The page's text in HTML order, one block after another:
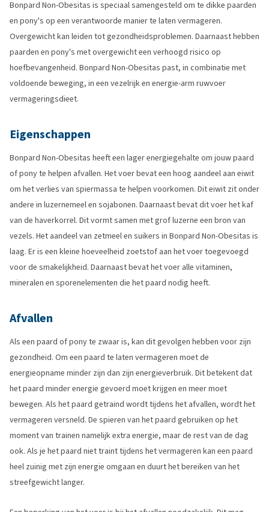
Bonpard Non-Obesitas is speciaal samengesteld om te dikke paarden
en pony's op een verantwoorde manier te laten vermageren.
Overgewicht kan leiden tot gezondheidsproblemen. Daarnaast hebben
paarden en pony's met overgewicht een verhoogd risico op
hoefbevangenheid. Bonpard Non-Obesitas past, in combinatie met
voldoende beweging, in een vezelrijk en energie-arm ruwvoer
vermageringsdieet.
Eigenschappen
Bonpard Non-Obesitas heeft een lager energiegehalte om jouw paard
of pony te helpen afvallen. Het voer bevat een hoog aandeel aan eiwit
om het verlies van spiermassa te helpen voorkomen. Dit eiwit zit onder
andere in luzernemeel en sojabonen. Daarnaast bevat dit voer het kaf
van de haverkorrel. Dit vormt samen met grof luzerne een bron van
vezels. Het aandeel van zetmeel en suikers in Bonpard Non-Obesitas is
laag. Er is een kleine hoeveelheid zoetstof aan het voer toegevoegd
voor de smakelijkheid. Daarnaast bevat het voer alle vitaminen,
mineralen en sporenelementen die het paard nodig heeft.
Afvallen
Als een paard of pony te zwaar is, kan dit gevolgen hebben voor zijn
gezondheid. Om een paard te laten vermageren moet de
energieopname minder zijn dan zijn energieverbruik. Dit betekent dat
het paard minder energie gevoerd moet krijgen en meer moet
bewegen. Als het paard getraind wordt tijdens het afvallen, wordt het
vermageren versneld. De spieren van het paard gebruiken op het
moment van trainen namelijk extra energie, maar de rest van de dag
ook. Als je het paard niet traint tijdens het vermageren kan een paard
heel zuinig met zijn energie omgaan en duurt het bereiken van het
streefgewicht langer.